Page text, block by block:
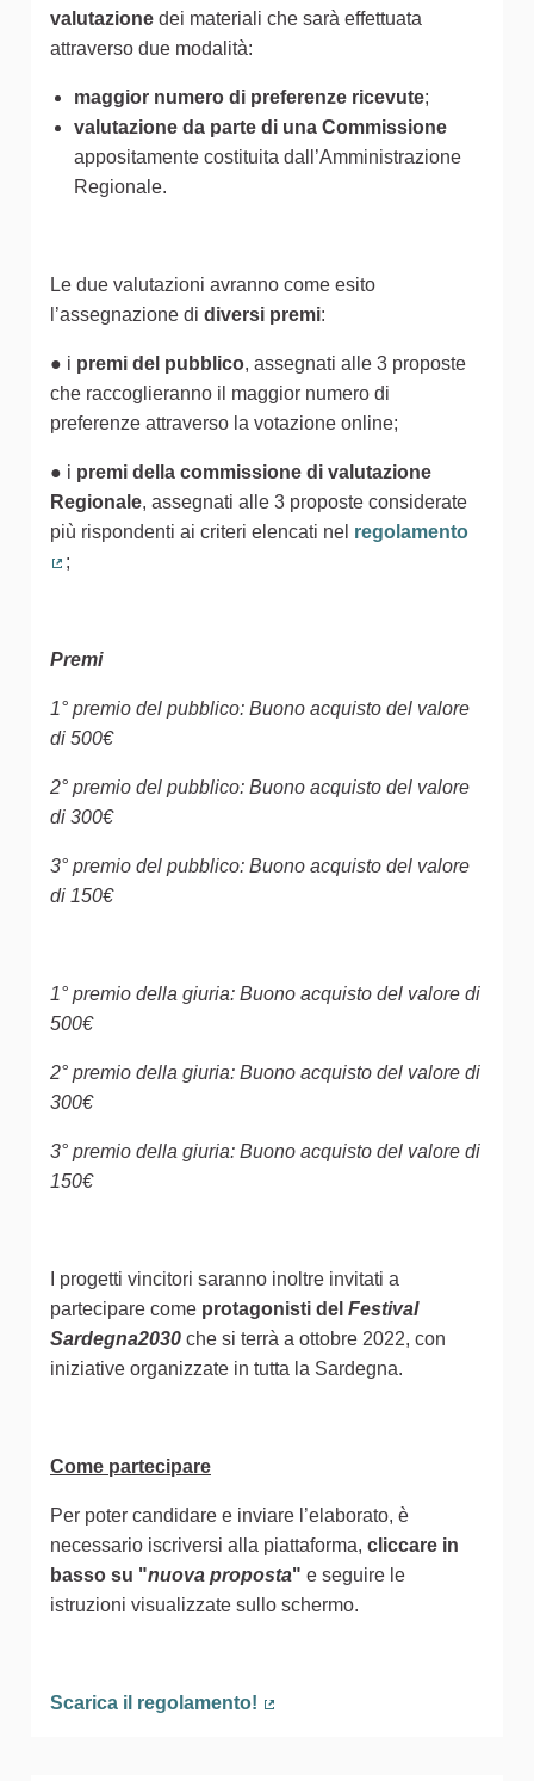
valutazione dei materiali che sarà effettuata
attraverso due modalità:
maggior numero di preferenze ricevute;
valutazione da parte di una Commissione
appositamente costituita dall’Amministrazione
Regionale.
Le due valutazioni avranno come esito
l’assegnazione di diversi premi:
● i premi del pubblico, assegnati alle 3 proposte
che raccoglieranno il maggior numero di
preferenze attraverso la votazione online;
● i premi della commissione di valutazione
Regionale, assegnati alle 3 proposte considerate
più rispondenti ai criteri elencati nel regolamento
;
Premi
1° premio del pubblico: Buono acquisto del valore
di 500€
2° premio del pubblico: Buono acquisto del valore
di 300€
3° premio del pubblico: Buono acquisto del valore
di 150€
1° premio della giuria: Buono acquisto del valore di
500€
2° premio della giuria: Buono acquisto del valore di
300€
3° premio della giuria: Buono acquisto del valore di
150€
I progetti vincitori saranno inoltre invitati a
partecipare come protagonisti del Festival
Sardegna2030 che si terrà a ottobre 2022, con
iniziative organizzate in tutta la Sardegna.
Come partecipare
Per poter candidare e inviare l’elaborato, è
necessario iscriversi alla piattaforma, cliccare in
basso su "nuova proposta" e seguire le
istruzioni visualizzate sullo schermo.
Scarica il regolamento!